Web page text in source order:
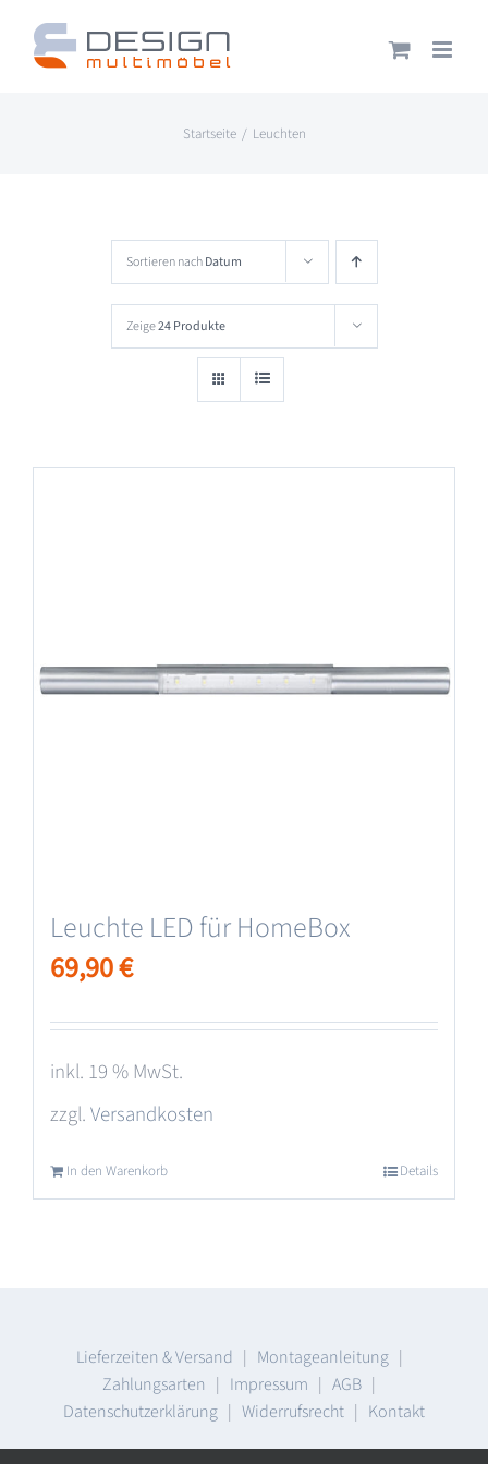
Zum
Inhalt
Startseite Leuchten
Sortieren nachDatum
Zeige24 Produkte
Leuchte LED für HomeBox
69,90€
inkl. 19 % MwSt.
zzgl.Versandkosten
In den Warenkorb Details
Lieferzeiten & Versand | Montageanleitung|
Zahlungsarten | Impressum | AGB |
Datenschutzerklärung | Widerrufsrecht | Kontakt